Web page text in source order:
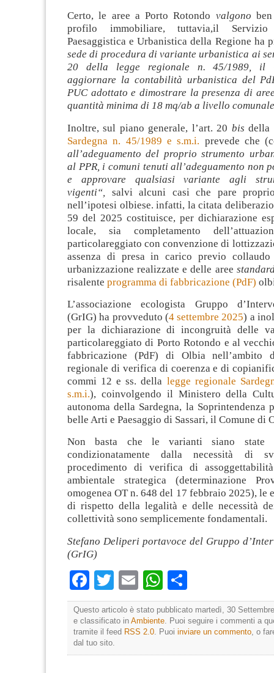
Certo, le aree a Porto Rotondo valgono
profilo immobiliare, tuttavia,il Servizio
Paesaggistica e Urbanistica della Regione ha
sede di procedura di variante urbanistica ai
20 della legge regionale n. 45/1989, il
aggiornare la contabilità urbanistica del
PUC adottato e dimostrare la presenza di
quantità minima di 18 mq/ab a livello comunale
Inoltre, sul piano generale, l’art. 20 bis della
Sardegna n. 45/1989 e s.m.i. prevede che
all’adeguamento del proprio strumento
al PPR, i comuni tenuti all’adeguamento non
e approvare qualsiasi variante agli
vigenti“, salvi alcuni casi che pare
nell’ipotesi olbiese. infatti, la citata
59 del 2025 costituisce, per dichiarazione
locale, sia completamento
particolareggiato con convenzione di
assenza di presa in carico previo
urbanizzazione realizzate e delle aree
risalente programma di fabbricazione (PdF)
L’associazione ecologista Gruppo
(GrIG) ha provveduto (4 settembre 2025) a
per la dichiarazione di incongruità delle
particolareggiato di Porto Rotondo e al
fabbricazione (PdF) di Olbia nell’ambito
regionale di verifica di coerenza e di
commi 12 e ss. della legge regionale
s.m.i.), coinvolgendo il Ministero della
autonoma della Sardegna, la Soprintendenza
belle Arti e Paesaggio di Sassari, il Comune di
Non basta che le varianti siano state
condizionatamente dalla necessità di
procedimento di verifica di
ambientale strategica (determinazione
omogenea OT n. 648 del 17 febbraio 2025), le
di rispetto della legalità e delle necessità
collettività sono semplicemente fondamentali.
Stefano Deliperi portavoce del Gruppo
(GrIG)
Facebook
TwitterEmailWhatsApp
Questo articolo è stato pubblicato martedì, 30
e classificato in Ambiente . Puoi seguire i commenti a
tramite il feed RSS 2.0 . Puoi inviare un commento , o
dal tuo sito.